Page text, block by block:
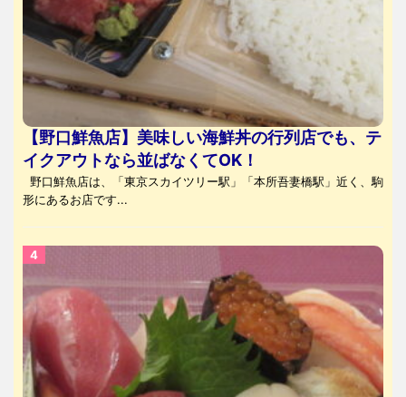
【野口鮮魚店】美味しい海鮮丼の行列店でも、テ
イクアウトなら並ばなくてOK！
野口鮮魚店は、「東京スカイツリー駅」「本所吾妻橋駅」近く、駒
形にあるお店です...